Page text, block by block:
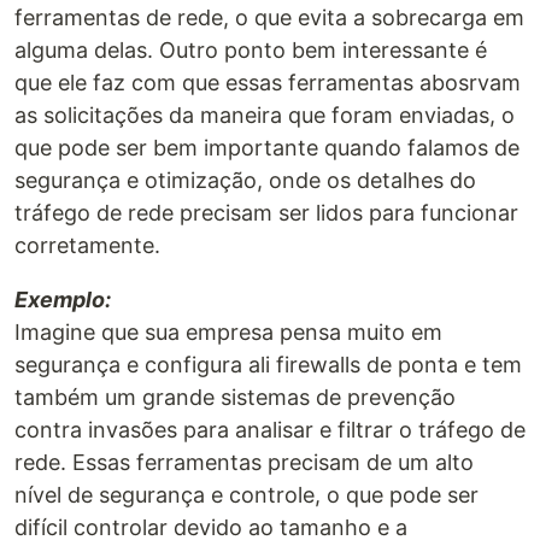
ferramentas de rede, o que evita a sobrecarga em
alguma delas. Outro ponto bem interessante é
que ele faz com que essas ferramentas abosrvam
as solicitações da maneira que foram enviadas, o
que pode ser bem importante quando falamos de
segurança e otimização, onde os detalhes do
tráfego de rede precisam ser lidos para funcionar
corretamente.
Exemplo:
Imagine que sua empresa pensa muito em
segurança e configura ali firewalls de ponta e tem
também um grande sistemas de prevenção
contra invasões para analisar e filtrar o tráfego de
rede. Essas ferramentas precisam de um alto
nível de segurança e controle, o que pode ser
difícil controlar devido ao tamanho e a